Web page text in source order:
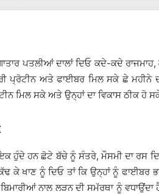
ਪਤਲੀਆਂ ਦਾਲਾਂ ਦਿਓ ਕਦੇ-ਕਦੇ
ਪ੍ਰੋਟੀਨ ਅਤੇ ਫਾਈਬਰ ਮਿਲ ਸਕੇ ਛੇ ਮਹੀਨੇ
ਮਿਲ ਸਕੇ ਅਤੇ ਉਨ੍ਹਾਂ ਦਾ ਵਿਕਾਸ ਠੀਕ ਹੋ
ਹੁੰਦੇ ਹਨ ਛੋਟੇ ਬੱਚੇ ਨੂੰ ਸੰਤਰੇ, ਮੌਸਮੀ ਦਾ ਰਸ
ਕੇ ਖਾਣ ਨੂੰ ਦਿਓ ਤਾਂ ਕਿ ਉਨ੍ਹਾਂ ਨੂੰ ਫਾਈਬਰ
ਬਿਮਾਰੀਆਂ ਨਾਲ ਲੜਨ ਦੀ ਸਮੱਰਥਾ ਨੂੰ